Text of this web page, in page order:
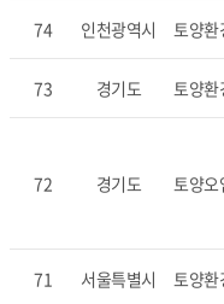
74 인천광역시 토양환
73 경기도 토양환
72 경기도 토양오
71 서울특별시 토양환